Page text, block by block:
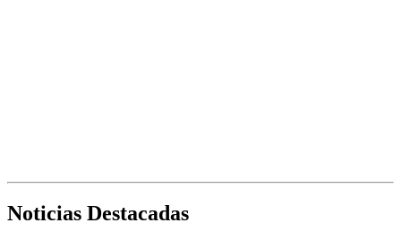
Noticias Destacadas